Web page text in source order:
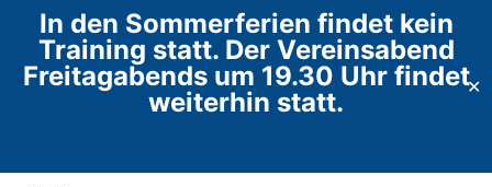
In den Sommerferien findet kein
Training statt. Der Vereinsabend
Freitagabends um 19.30 Uhr findet
weiterhin statt.
✕